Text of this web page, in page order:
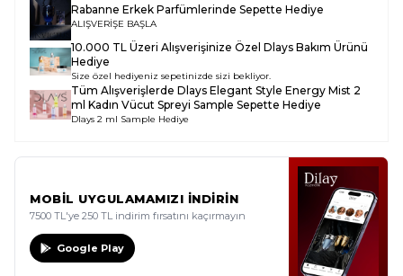
Rabanne Erkek Parfümlerinde Sepette Hediye
ALIŞVERİŞE BAŞLA
10.000 TL Üzeri Alışverişinize Özel Dlays Bakım Ürünü
Hediye
Size özel hediyeniz sepetinizde sizi bekliyor.
Tüm Alışverişlerde Dlays Elegant Style Energy Mist 2
ml Kadın Vücut Spreyi Sample Sepette Hediye
Dlays 2 ml Sample Hediye
MOBİL UYGULAMAMIZI İNDİRİN
7500 TL'ye 250 TL indirim fırsatını kaçırmayın
Google Play